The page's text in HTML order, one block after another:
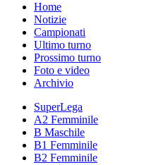
Home
Notizie
Campionati
Ultimo turno
Prossimo turno
Foto e video
Archivio
SuperLega
A2 Femminile
B Maschile
B1 Femminile
B2 Femminile